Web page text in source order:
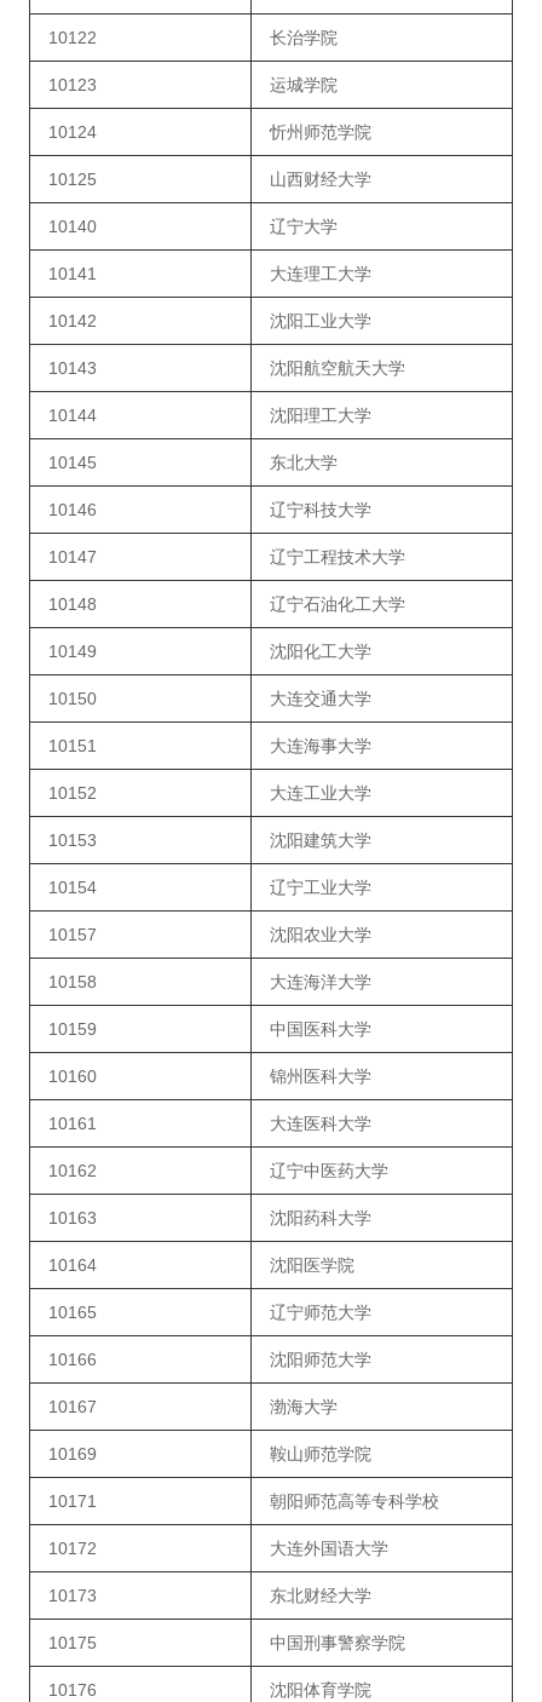
10122 长治学院
10123 运城学院
10124 忻州师范学院
10125 山西财经大学
10140 辽宁大学
10141 大连理工大学
10142 沈阳工业大学
10143 沈阳航空航天大学
10144 沈阳理工大学
10145 东北大学
10146 辽宁科技大学
10147 辽宁工程技术大学
10148 辽宁石油化工大学
10149 沈阳化工大学
10150 大连交通大学
10151 大连海事大学
10152 大连工业大学
10153 沈阳建筑大学
10154 辽宁工业大学
10157 沈阳农业大学
10158 大连海洋大学
10159 中国医科大学
10160 锦州医科大学
10161 大连医科大学
10162 辽宁中医药大学
10163 沈阳药科大学
10164 沈阳医学院
10165 辽宁师范大学
10166 沈阳师范大学
10167 渤海大学
10169 鞍山师范学院
10171 朝阳师范高等专科学校
10172 大连外国语大学
10173 东北财经大学
10175 中国刑事警察学院
10176 沈阳体育学院